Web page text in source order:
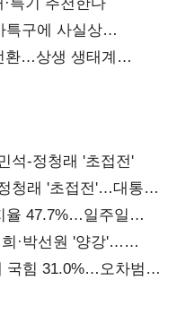
구에 사실상
환…상생 생태계
석-정청래 '초접전'
청래 '초접전'…대통령
율 47.7%…일주일
·박선원 '양강'…
국힘 31.0%…오차범위